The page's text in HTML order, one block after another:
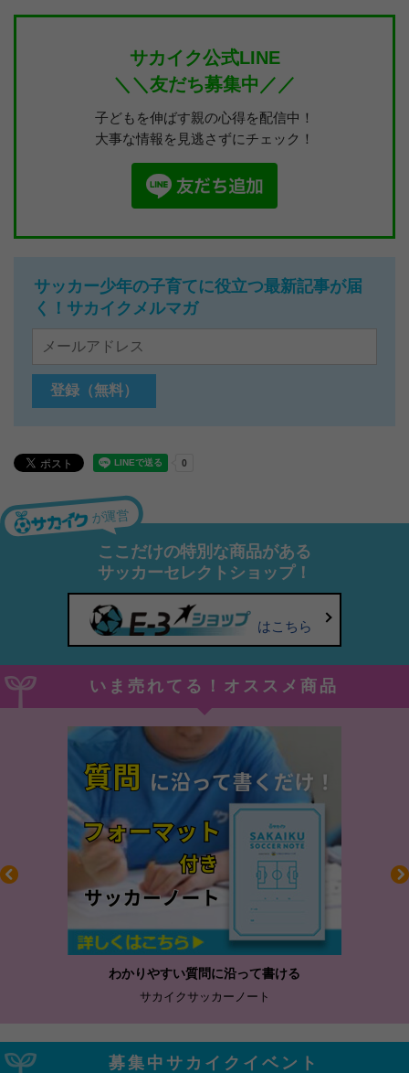
サカイク公式LINE
＼＼友だち募集中／／
子どもを伸ばす親の心得を配信中！
大事な情報を見逃さずにチェック！
サッカー少年の子育てに役立つ最新記事が届
く！サカイクメルマガ
が運営
ここだけの特別な商品がある
サッカーセレクトショップ！
はこちら
いま売れてる！オススメ商品
わかりやすい質問に沿って書ける
サカイクサッカーノート
募集中サカイクイベント